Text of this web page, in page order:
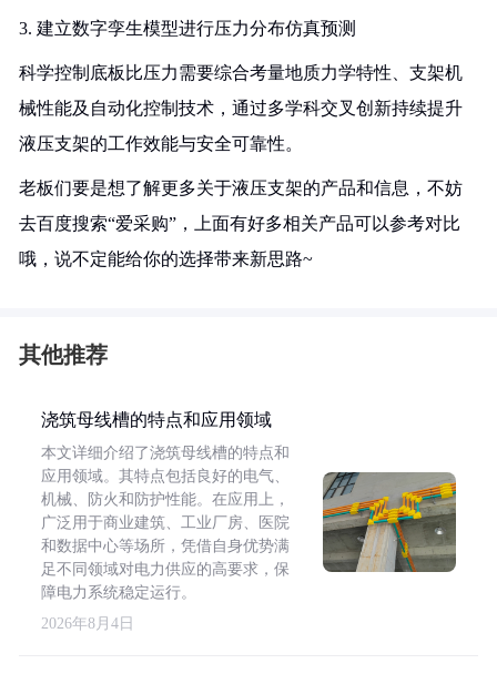
3. 建立数字孪生模型进行压力分布仿真预测
科学控制底板比压力需要综合考量地质力学特性、支架机
械性能及自动化控制技术，通过多学科交叉创新持续提升
液压支架的工作效能与安全可靠性。
老板们要是想了解更多关于液压支架的产品和信息，不妨
去百度搜索“爱采购”，上面有好多相关产品可以参考对比
哦，说不定能给你的选择带来新思路~
其他推荐
浇筑母线槽的特点和应用领域
本文详细介绍了浇筑母线槽的特点和
应用领域。其特点包括良好的电气、
机械、防火和防护性能。在应用上，
广泛用于商业建筑、工业厂房、医院
和数据中心等场所，凭借自身优势满
足不同领域对电力供应的高要求，保
障电力系统稳定运行。
2026年8月4日